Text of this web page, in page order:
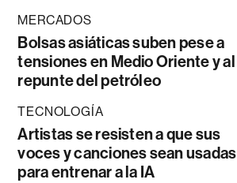
MERCADOS
Bolsas asiáticas suben pese a
tensiones en Medio Oriente y al
repunte del petróleo
TECNOLOGÍA
Artistas se resisten a que sus
voces y canciones sean usadas
para entrenar a la IA